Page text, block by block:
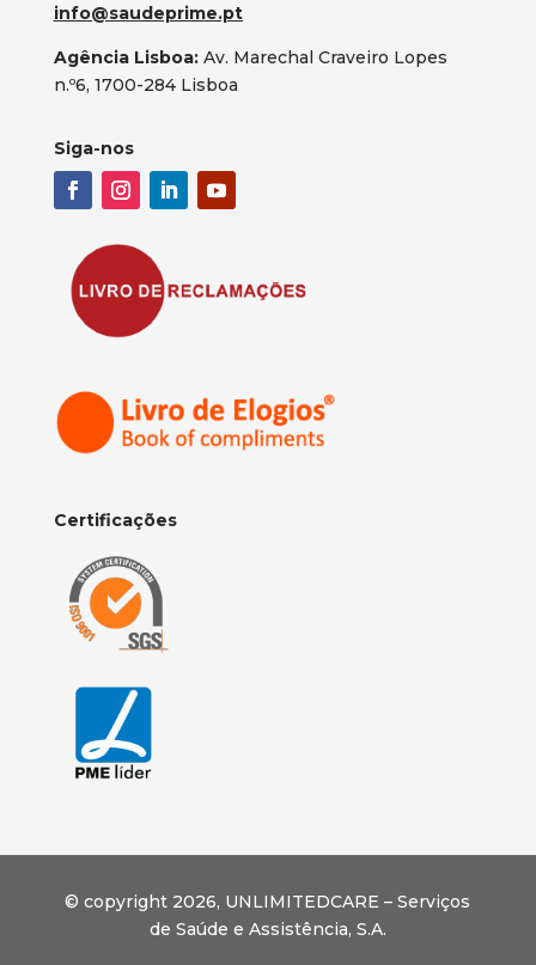
info@saudeprime.pt
Agência Lisboa: Av. Marechal Craveiro Lopes
n.º6, 1700-284 Lisboa
Siga-nos
Certificações
© copyright 2026, UNLIMITEDCARE – Serviços
de Saúde e Assistência, S.A.